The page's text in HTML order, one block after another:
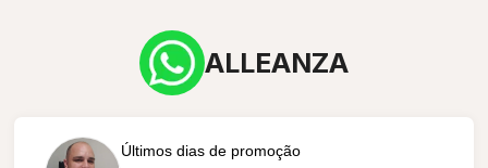
ALLEANZA
Últimos dias de promoção